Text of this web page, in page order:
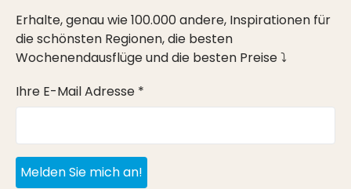
Erhalte, genau wie 100.000 andere, Inspirationen für
die schönsten Regionen, die besten
Wochenendausflüge und die besten Preise ⤵
Ihre E-Mail Adresse *
Melden Sie mich an!